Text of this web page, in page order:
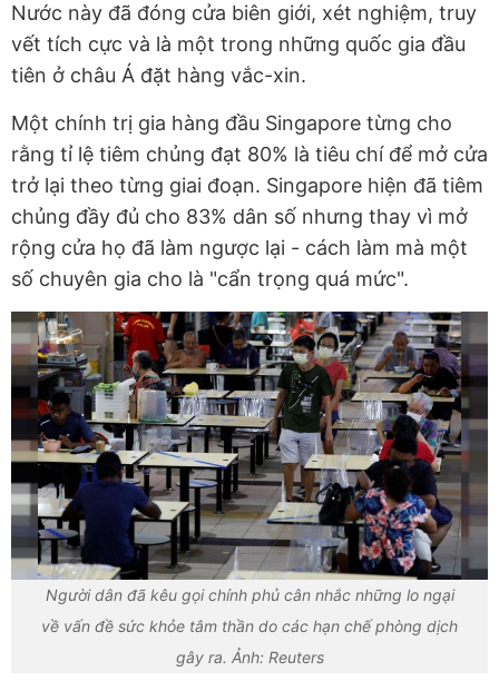
Nước này đã đóng cửa biên giới, xét nghiệm, truy
vết tích cực và là một trong những quốc gia đầu
tiên ở châu Á đặt hàng vắc-xin.
Một chính trị gia hàng đầu Singapore từng cho
rằng tỉ lệ tiêm chủng đạt 80% là tiêu chí để mở cửa
trở lại theo từng giai đoạn. Singapore hiện đã tiêm
chủng đầy đủ cho 83% dân số nhưng thay vì mở
rộng cửa họ đã làm ngược lại - cách làm mà một
số chuyên gia cho là "cẩn trọng quá mức".
Người dân đã kêu gọi chính phủ cân nhắc những lo ngại
về vấn đề sức khỏe tâm thần do các hạn chế phòng dịch
gây ra. Ảnh: Reuters